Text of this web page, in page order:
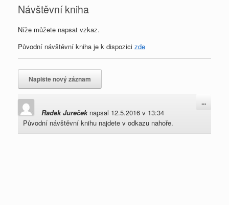
Návštěvní kniha
Níže můžete napsat vzkaz.
Původní návštěvní kniha je k dispozici zde
Radek Jureček napsal 12.5.2016 v 13:34
Původní návštěvní knihu najdete v odkazu nahoře.
...
tento